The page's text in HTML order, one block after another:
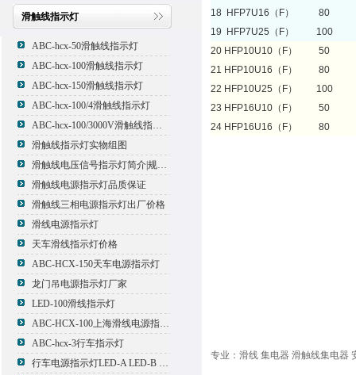
滑触线指示灯
ABC-hcx-50滑触线指示灯
ABC-hcx-100滑触线指示灯
ABC-hcx-150滑触线指示灯
ABC-hcx-100/4滑触线指示灯
ABC-hcx-100/3000V滑触线指示灯
滑触线指示灯实物组图
滑触线电压信号指示灯简介|规格|型号
滑触线电源指示灯品质保证
滑触线三相电源指示灯出厂价格
滑线电源指示灯
天车滑线指示灯价格
ABC-HCX-150天车电源指示灯
龙门吊电源指示灯厂家
LED-100滑线指示灯
ABC-HCX-100上海滑线电源指示灯厂家
ABC-hcx-3行车指示灯
行车电源指示灯LED-A LED-B LED-C
18 HFP7U16（F）
80
19
HFP7U25（F）
100
20 HFP10U10（F）
50
21 HFP10U16（F）
80
22 HFP10U25（F）
100
23 HFP16U10（F）
50
24 HFP16U16（F） 80
专业：滑线 集电器 滑触线集电器